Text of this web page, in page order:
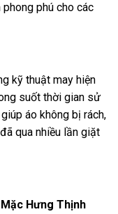
phú cho các
kỹ thuật may hiện
suốt thời gian sử
áo không bị rách,
qua nhiều lần giặt
Hưng Thịnh